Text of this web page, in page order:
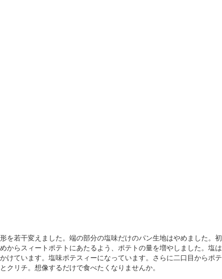
形を若干変えました。端の部分の塩味だけのパン生地はやめました。初
めからスィートポテトにあたるよう、ポテトの量を増やしました。塩は
かけています。塩味ポテスィーになっています。さらに二口目からポテ
とクリチ。想像するだけで食べたくなりませんか。